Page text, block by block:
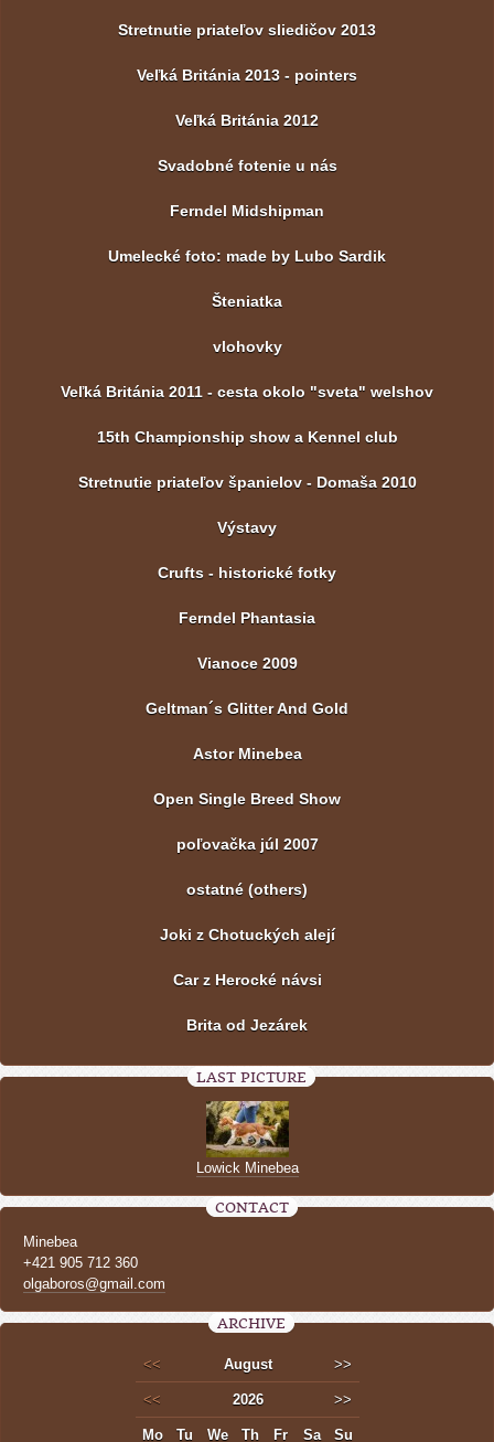
Stretnutie priateľov sliedičov 2013
Veľká Británia 2013 - pointers
Veľká Británia 2012
Svadobné fotenie u nás
Ferndel Midshipman
Umelecké foto: made by Lubo Sardik
Šteniatka
vlohovky
Veľká Británia 2011 - cesta okolo "sveta" welshov
15th Championship show a Kennel club
Stretnutie priateľov španielov - Domaša 2010
Výstavy
Crufts - historické fotky
Ferndel Phantasia
Vianoce 2009
Geltman´s Glitter And Gold
Astor Minebea
Open Single Breed Show
poľovačka júl 2007
ostatné (others)
Joki z Chotuckých alejí
Car z Herocké návsi
Brita od Jezárek
LAST PICTURE
Lowick Minebea
CONTACT
Minebea
+421 905 712 360
olgaboros@gmail.com
ARCHIVE
<< August >>
<< 2026 >>
Mo Tu We Th Fr Sa Su